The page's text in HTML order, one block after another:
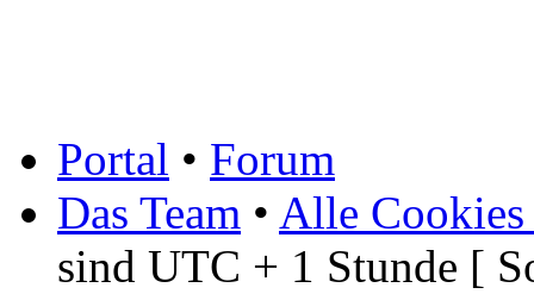
Portal • Forum
Das Team • Alle Cookies
sind UTC + 1 Stunde [